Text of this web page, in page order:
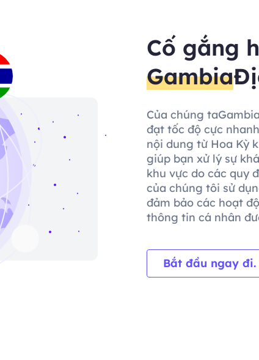
Cố gắng
Gambia
Của chúng
đạt tốc độ cực
nội dung từ Hoa Kỳ
giúp bạn xử lý sự
khu vực do các quy
của chúng tôi sử
đảm bảo các hoạt
thông tin cá nhân
Bắt đầu ngay đi.